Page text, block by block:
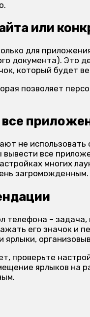
или
для
документа). Это
который будет
позволяет
не
все
многих
загроможденным.
–
его значок и
проверьте
ярлыков на